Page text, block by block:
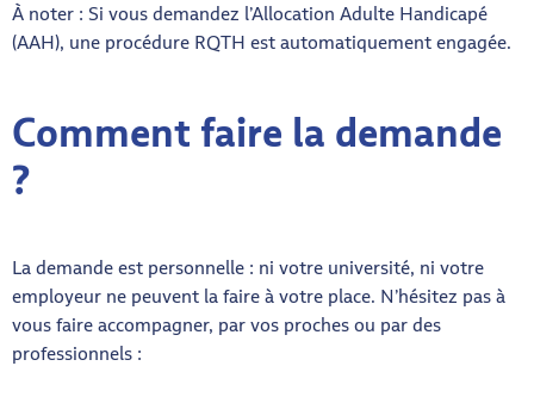
À noter : Si vous demandez l’Allocation Adulte Handicapé
(AAH), une procédure RQTH est automatiquement engagée.
Comment faire la demande
?
La demande est personnelle : ni votre université, ni votre
employeur ne peuvent la faire à votre place. N’hésitez pas à
vous faire accompagner, par vos proches ou par des
professionnels :